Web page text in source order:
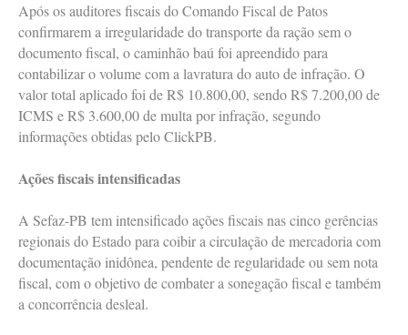
Após os auditores fiscais do Comando Fiscal de Patos
confirmarem a irregularidade do transporte da ração sem o
documento fiscal, o caminhão baú foi apreendido para
contabilizar o volume com a lavratura do auto de infração. O
valor total aplicado foi de R$ 10.800,00, sendo R$ 7.200,00 de
ICMS e R$ 3.600,00 de multa por infração, segundo
informações obtidas pelo ClickPB.
Ações fiscais intensificadas
A Sefaz-PB tem intensificado ações fiscais nas cinco gerências
regionais do Estado para coibir a circulação de mercadoria com
documentação inidônea, pendente de regularidade ou sem nota
fiscal, com o objetivo de combater a sonegação fiscal e também
a concorrência desleal.